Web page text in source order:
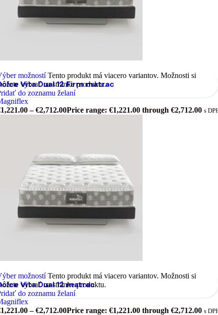
možností Tento produkt má viacero variantov. Možnosti si
vybrať na stránke produktu.
do zoznamu želaní
Vita Dual 12 Firm matrac
1,221.00 – €2,712.00Price range: €1,221.00 through €2,712.00 s
možností Tento produkt má viacero variantov. Možnosti si
vybrať na stránke produktu.
do zoznamu želaní
Vita Dual 12 matrac
1,221.00 – €2,712.00Price range: €1,221.00 through €2,712.00 s